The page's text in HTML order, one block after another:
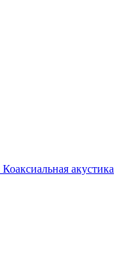
Коаксиальная акустика